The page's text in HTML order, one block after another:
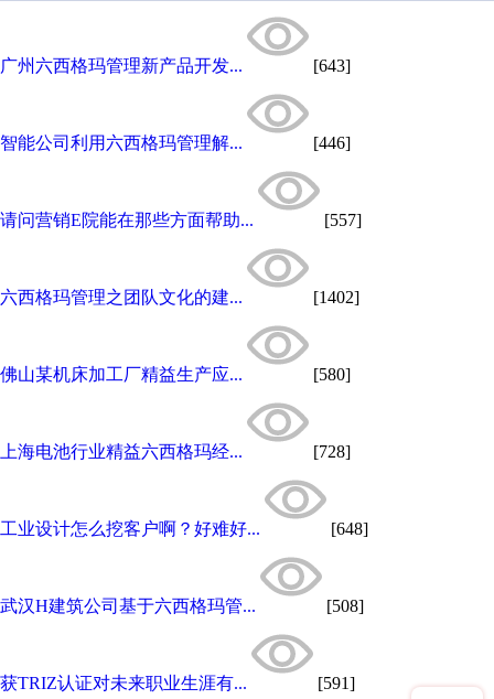
广州六西格玛管理新产品开发... [643]
智能公司利用六西格玛管理解... [446]
请问营销E院能在那些方面帮助... [557]
六西格玛管理之团队文化的建... [1402]
佛山某机床加工厂精益生产应... [580]
上海电池行业精益六西格玛经... [728]
工业设计怎么挖客户啊？好难好... [648]
武汉H建筑公司基于六西格玛管... [508]
获TRIZ认证对未来职业生涯有... [591]